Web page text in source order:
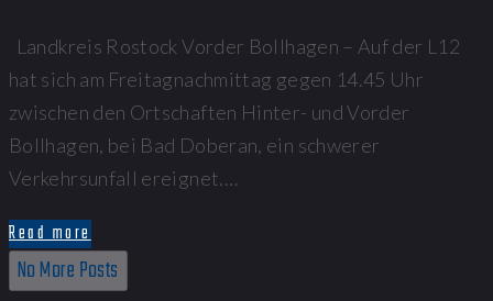
Landkreis Rostock Vorder Bollhagen – Auf der L12
hat sich am Freitagnachmittag gegen 14.45 Uhr
zwischen den Ortschaften Hinter- und Vorder
Bollhagen, bei Bad Doberan, ein schwerer
Verkehrsunfall ereignet.…
Read more
No More Posts